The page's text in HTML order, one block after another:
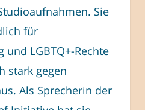
Sie
für
LGBTQ+-Rechte
stark gegen
Als Sprecherin der